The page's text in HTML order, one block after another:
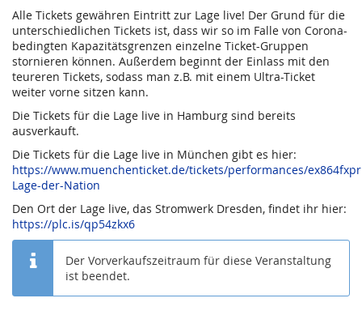
Alle Tickets gewähren Eintritt zur Lage live! Der Grund für die
unterschiedlichen Tickets ist, dass wir so im Falle von Corona-
bedingten Kapazitätsgrenzen einzelne Ticket-Gruppen
stornieren können. Außerdem beginnt der Einlass mit den
teureren Tickets, sodass man z.B. mit einem Ultra-Ticket
weiter vorne sitzen kann.
Die Tickets für die Lage live in Hamburg sind bereits
ausverkauft.
Die Tickets für die Lage live in München gibt es hier:
https://www.muenchenticket.de/tickets/performances/
Lage-der-Nation
Den Ort der Lage live, das Stromwerk Dresden, findet ihr hier:
https://plc.is/qp54zkx6
Der Vorverkaufszeitraum für diese Veranstaltung
ist beendet.